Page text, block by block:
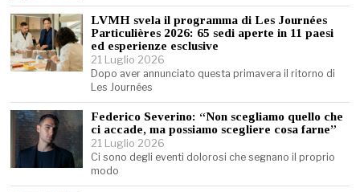
LVMH svela il programma di Les Journées
Particulières 2026: 65 sedi aperte in 11 paesi
ed esperienze esclusive
21 Luglio 2026
Dopo aver annunciato questa primavera il ritorno di
Les Journées
Federico Severino: “Non scegliamo quello che
ci accade, ma possiamo scegliere cosa farne”
21 Luglio 2026
Ci sono degli eventi dolorosi che segnano il proprio
modo